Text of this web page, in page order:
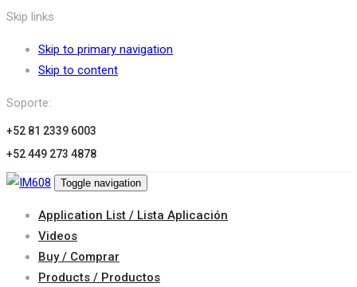
Skip links
Skip to primary navigation
Skip to content
Soporte:
+52 81 2339 6003
+52 449 273 4878
Toggle navigation
Application List / Lista Aplicación
Videos
Buy / Comprar
Products / Productos